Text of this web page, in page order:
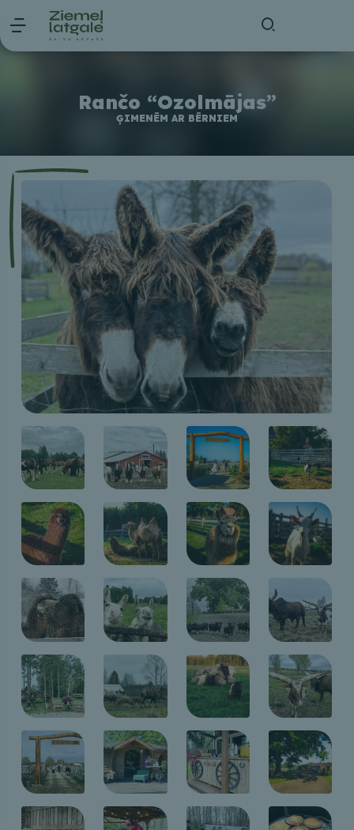
Rančo “Ozolmājas”
ĢIMENĒM AR BĒRNIEM